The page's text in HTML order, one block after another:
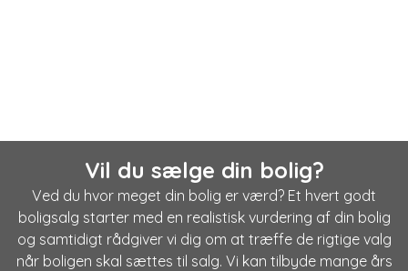
Vil du sælge din bolig?
Ved du hvor meget din bolig er værd? Et hvert godt
boligsalg starter med en realistisk vurdering af din bolig
og samtidigt rådgiver vi dig om at træffe de rigtige valg
når boligen skal sættes til salg. Vi kan tilbyde mange års